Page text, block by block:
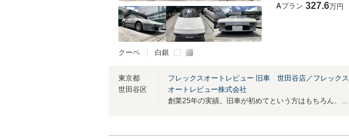
クーペ 白銀
Aプラン 327.6万円
東京都
世田谷区
フレックスオートレビュー 旧車 世田谷店／フレックス
オートレビュー株式会社
創業25年の実績。旧車が初めてという方はもちろん、旧車好きの方も満足頂ける店舗です